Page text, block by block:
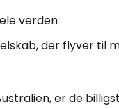
verden
der flyver til
er de